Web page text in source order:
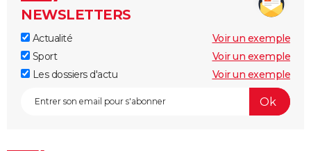
NEWSLETTERS
Actualité
Voir un exemple
Sport
Voir un exemple
Les dossiers d'actu
Voir un exemple